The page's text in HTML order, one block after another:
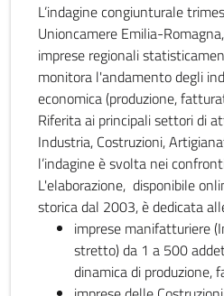
L’indagine congiunturale
Unioncamere Emilia-
imprese regionali
monitora l'andamento degli
economica (produzione,
Riferita ai principali settori di
Industria, Costruzioni,
l’indagine è svolta nei
L'elaborazione, disponibile
storica dal 2003, è dedicata
imprese manifatturiere
stretto) da 1 a 500
dinamica di produzione,